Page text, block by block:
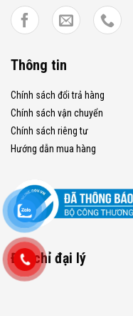
Thông tin
Chính sách đổi trả hàng
Chính sách vận chuyển
Chính sách riêng tư
Hướng dẫn mua hàng
Địa chỉ đại lý